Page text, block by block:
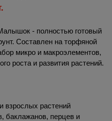
- полностью готовый
Составлен на торфяной
микро и макроэлементов,
роста и развития растений.
взрослых растений
баклажанов, перцев и